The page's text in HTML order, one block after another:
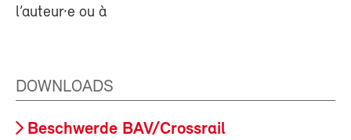
l’auteur·e ou à
DOWNLOADS
Beschwerde BAV/Crossrail